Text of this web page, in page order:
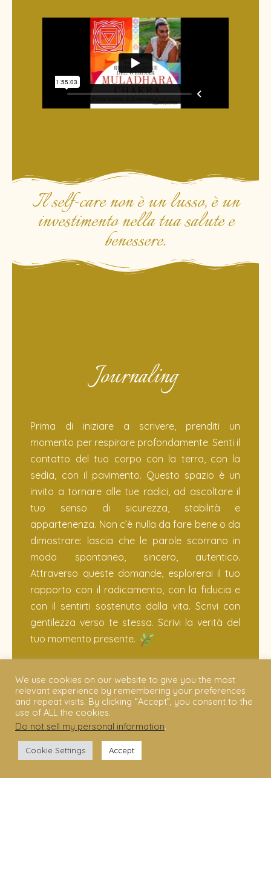
Il self-care non è un lusso, è un
investimento nella tua salute e
benessere.
Journaling
Prima di iniziare a scrivere, prenditi un
momento per respirare profondamente. Senti il
contatto del tuo corpo con la terra, con la
sedia, con il pavimento. Questo spazio è un
invito a tornare alle tue radici, ad ascoltare il
tuo senso di sicurezza, stabilità e
appartenenza. Non c’è nulla da fare bene o da
dimostrare: lascia che le parole scorrano in
modo spontaneo, sincero, autentico.
Attraverso queste domande, esplorerai il tuo
rapporto con il radicamento, con la fiducia e
con il sentirti sostenuta dalla vita. Scrivi con
gentilezza verso te stessa. Scrivi la verità del
tuo momento presente.
davvero radicata?
Cosa mi aiuta a sentirmi al sicuro, qui e
ora?
Dove nel corpo percepisco stabilità? Dove
invece tensione?
We use cookies on our website to give you the most
relevant experience by remembering your preferences
and repeat visits. By clicking “Accept”, you consent to the
use of ALL the cookies.
Do not sell my personal information.
Cookie Settings Accept